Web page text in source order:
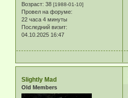
Возраст: 38 [1988-01-10]
Провел на форуме:
22 часа 4 минуты
Последний визит:
04.10.2025 16:47
Slightly Mad
Old Members